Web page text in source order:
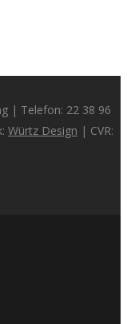
| Telefon: 22 38 96
Würtz Design | CVR: